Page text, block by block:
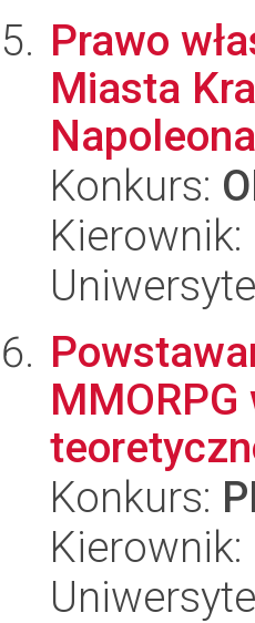
Prawo
Miasta
Konkurs:
Konkurs:
Kierownik: